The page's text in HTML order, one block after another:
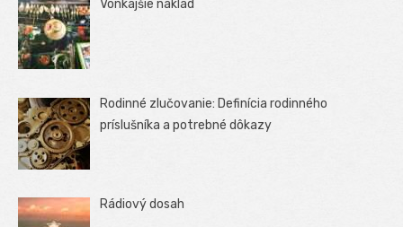
Vonkajšie náklad
Rodinné zlučovanie: Definícia rodinného
príslušníka a potrebné dôkazy
Rádiový dosah